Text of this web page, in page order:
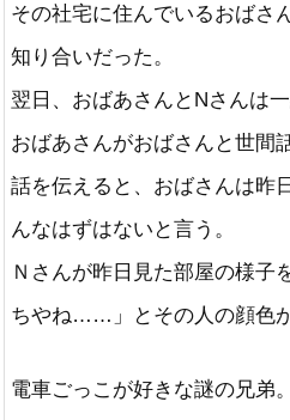
その社宅に住んでいるおばさ
知り合いだった。
翌日、おばあさんとNさんは
おばあさんがおばさんと世間
話を伝えると、おばさんは昨
んなはずはないと言う。
Ｎさんが昨日見た部屋の様子
ちやね……」とその人の顔色が
電車ごっこが好きな謎の兄弟。